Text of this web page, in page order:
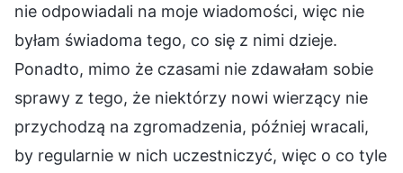
nie odpowiadali na moje wiadomości, więc nie
byłam świadoma tego, co się z nimi dzieje.
Ponadto, mimo że czasami nie zdawałam sobie
sprawy z tego, że niektórzy nowi wierzący nie
przychodzą na zgromadzenia, później wracali,
by regularnie w nich uczestniczyć, więc o co tyle